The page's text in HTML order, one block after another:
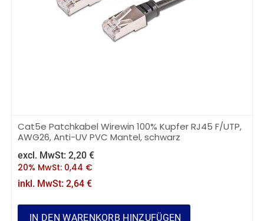
Cat5e Patchkabel Wirewin 100% Kupfer RJ45 F/UTP,
AWG26, Anti-UV PVC Mantel, schwarz
excl. MwSt: 2,20 €
20% MwSt: 0,44 €
inkl. MwSt: 2,64 €
IN DEN WARENKORB HINZUFÜGEN